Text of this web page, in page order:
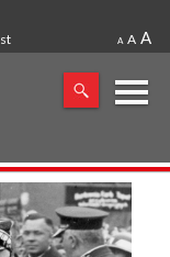
A A A
X